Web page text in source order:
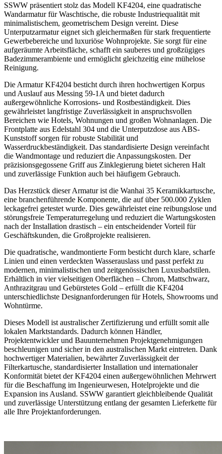
SSWW präsentiert stolz das Modell KF4204, eine quadratische
Wandarmatur für Waschtische, die robuste Industriequalität mit
minimalistischem, geometrischem Design vereint. Diese
Unterputzarmatur eignet sich gleichermaßen für stark frequentierte
Gewerbebereiche und luxuriöse Wohnprojekte. Sie sorgt für eine
aufgeräumte Arbeitsfläche, schafft ein sauberes und großzügiges
Badezimmerambiente und ermöglicht gleichzeitig eine mühelose
Reinigung.
Die Armatur KF4204 besticht durch ihren hochwertigen Korpus
und Auslauf aus Messing 59-1A und bietet dadurch
außergewöhnliche Korrosions- und Rostbeständigkeit. Dies
gewährleistet langfristige Zuverlässigkeit in anspruchsvollen
Bereichen wie Hotels, Wohnungen und großen Wohnanlagen. Die
Frontplatte aus Edelstahl 304 und die Unterputzdose aus ABS-
Kunststoff sorgen für robuste Stabilität und
Wasserdruckbeständigkeit. Das standardisierte Design vereinfacht
die Wandmontage und reduziert die Anpassungskosten. Der
präzisionsgegossene Griff aus Zinklegierung bietet sicheren Halt
und zuverlässige Funktion auch bei häufigem Gebrauch.
Das Herzstück dieser Armatur ist die Wanhai 35 Keramikkartusche,
eine branchenführende Komponente, die auf über 500.000 Zyklen
leckagefrei getestet wurde. Dies gewährleistet eine reibungslose und
störungsfreie Temperaturregelung und reduziert die Wartungskosten
nach der Installation drastisch – ein entscheidender Vorteil für
Geschäftskunden, die Großprojekte realisieren.
Die quadratische, wandmontierte Form besticht durch klare, scharfe
Linien und einen verdeckten Wasserauslass und passt perfekt zu
modernen, minimalistischen und zeitgenössischen Luxusbadstilen.
Erhältlich in vier vielseitigen Oberflächen – Chrom, Mattschwarz,
Anthrazitgrau und Gebürstetes Gold – erfüllt die KF4204
unterschiedlichste Designanforderungen für Hotels, Showrooms und
Wohntürme.
Dieses Modell ist australischer Zertifizierung und erfüllt somit alle
lokalen Marktstandards. Dadurch können Händler,
Projektentwickler und Bauunternehmen Projektgenehmigungen
beschleunigen und sicher in den australischen Markt eintreten. Dank
hochwertiger Materialien, bewährter Zuverlässigkeit der
Filterkartusche, standardisierter Installation und internationaler
Konformität bietet der KF4204 einen außergewöhnlichen Mehrwert
für die Beschaffung im Ingenieurwesen, Hotelprojekte und die
Expansion ins Ausland. SSWW garantiert gleichbleibende Qualität
und zuverlässige Unterstützung entlang der gesamten Lieferkette für
alle Ihre Projektanforderungen.